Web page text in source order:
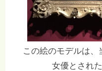
この絵のモデルは、
女優とされ